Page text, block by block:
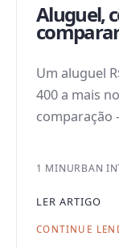
Aluguel,
Um aluguel
400 a mais
comparação
1 MINURBAN
LER ARTIGO
CONTINUE